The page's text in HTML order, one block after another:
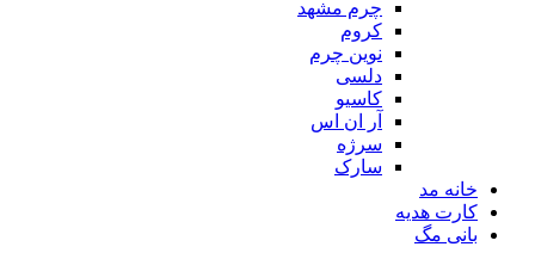
چرم مشهد
کروم
نوین چرم
دلسی
کاسیو
آر ان اس
سرژه
سارک
خانه مد
کارت هدیه
بانی مگ